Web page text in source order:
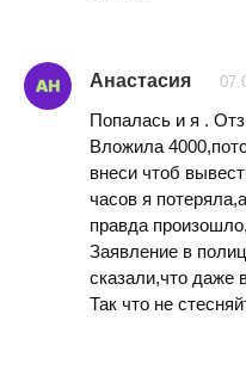
Анастасия
Попалась и я .
Вложила
внеси чтоб
часов я
правда
Заявление в
сказали,что даже
Так что не